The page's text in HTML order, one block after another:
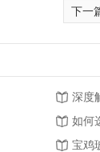
下一
深度
如何
宝鸡